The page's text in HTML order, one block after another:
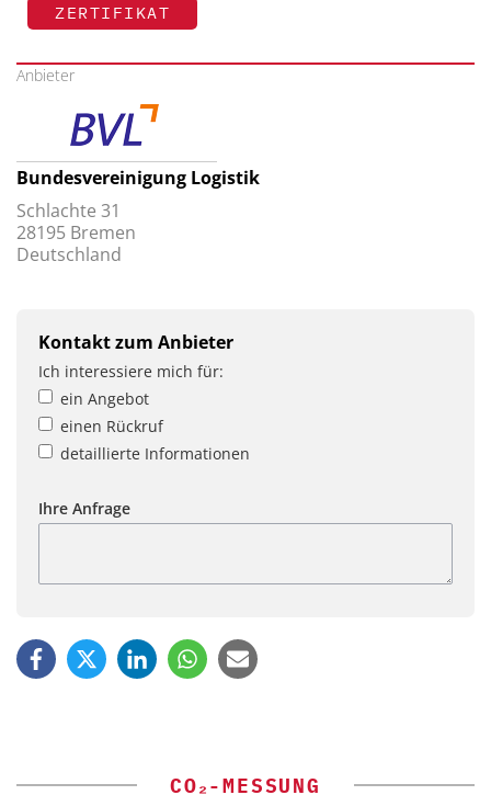
ZERTIFIKAT
Anbieter
Bundesvereinigung Logistik
Schlachte 31
28195 Bremen
Deutschland
Kontakt zum Anbieter
Ich interessiere mich für:
ein Angebot
einen Rückruf
detaillierte Informationen
Ihre Anfrage
CO₂-MESSUNG